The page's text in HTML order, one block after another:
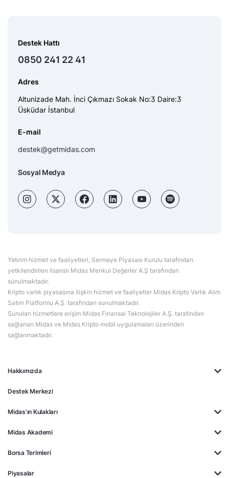
Hakkımızda
Destek Merkezi
Midas'ın Kulakları
Midas Akademi
Borsa Terimleri
Piyasalar
Destek Hattı
0850 241 22 41
Adres
Altunizade Mah. İnci Çıkmazı Sokak No:3 Daire:3
Üsküdar İstanbul
E-mail
destek@getmidas.com
Sosyal Medya
Yatırım hizmet ve faaliyetleri, Sermaye Piyasası Kurulu tarafından
yetkilendirilen lisanslı Midas Menkul Değerler A.Ş tarafından
sunulmaktadır.
Kripto varlık piyasasına ilişkin hizmet ve faaliyetler Midas Kripto Varlık Alım
Satım Platformu A.Ş. tarafından sunulmaktadır.
Sunulan hizmetlere erişim Midas Finansal Teknolojiler A.Ş. tarafından
sağlanan Midas ve Midas Kripto mobil uygulamaları üzerinden
sağlanmaktadır.